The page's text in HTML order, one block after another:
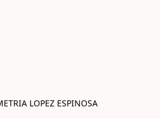
LOPEZ ESPINOSA